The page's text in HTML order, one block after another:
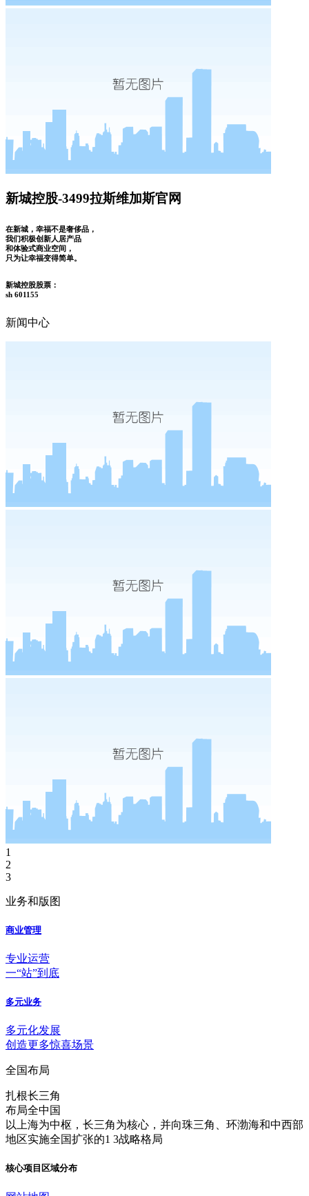
新城控股-3499拉斯维加斯官网
在新城，幸福不是奢侈品，
我们积极创新人居产品
和体验式商业空间，
只为让幸福变得简单。
新城控股股票：
sh 601155
新闻中心
1
2
3
业务和版图
商业管理
专业运营
一“站”到底
多元业务
多元化发展
创造更多惊喜场景
全国布局
扎根长三角
布局全中国
以上海为中枢，长三角为核心，并向珠三角、环渤海和中西部
地区实施全国扩张的1 3战略格局
核心项目区域分布